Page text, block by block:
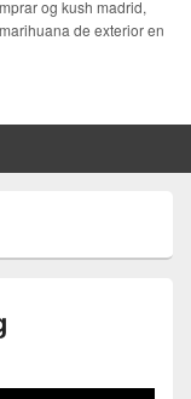
og kush madrid,
de exterior en